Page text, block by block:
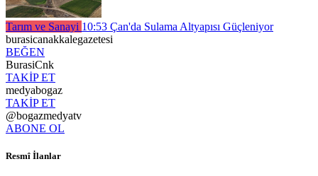
Tarım ve Sanayi 10:53 Çan'da Sulama Altyapısı Güçleniyor
burasicanakkalegazetesi
BEĞEN
BurasiCnk
TAKİP ET
medyabogaz
TAKİP ET
@bogazmedyatv
ABONE OL
Resmî İlanlar